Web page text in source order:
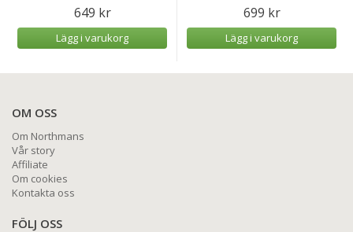
649 kr
Lägg i varukorg
699 kr
Lägg i varukorg
OM OSS
Om Northmans
Vår story
Affiliate
Om cookies
Kontakta oss
FÖLJ OSS